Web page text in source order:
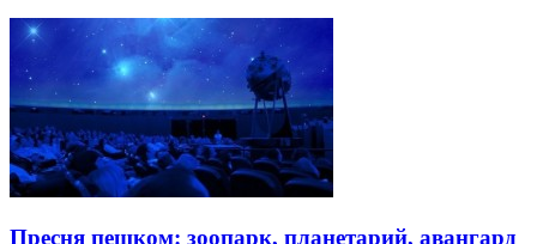
Пресня пешком: зоопарк, планетарий, авангард